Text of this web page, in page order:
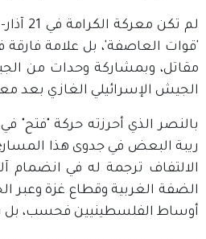
مقاتل، وبمشاركة وحدات من
الجيش الإسرائيلي الغازي بعد
بالنصر الذي أحرزته حركة "فتح"
ريبة البعض في جدوى هذا
الالتفاف ترجمة له في
الضفة الغربية وقطاع غزة وعبر
أوساط الفلسطينيين فحسب، بل